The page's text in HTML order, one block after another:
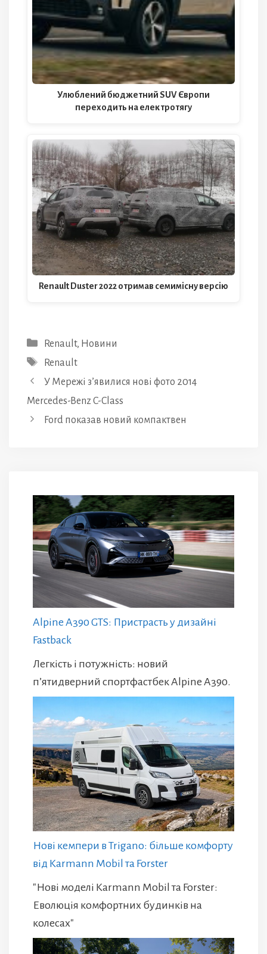
Улюблений бюджетний SUV Європи
переходить на електротягу
Renault Duster 2022 отримав семимісну версію
Категорії
Renault, Новини
Позначки
Renault
У Мережі з’явилися нові фото 2014
Mercedes-Benz C-Class
Ford показав новий компактвен
Alpine A390 GTS: Пристрасть у дизайні
Fastback
Легкість і потужність: новий
п’ятидверний спортфастбек Alpine A390.
Нові кемпери в Trigano: більше комфорту
від Karmann Mobil та Forster
"Нові моделі Karmann Mobil та Forster:
Еволюція комфортних будинків на
колесах"